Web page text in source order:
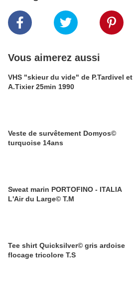
Vous aimerez aussi
VHS "skieur du vide" de P.Tardivel et
A.Tixier 25min 1990
Veste de survêtement Domyos©
turquoise 14ans
Sweat marin PORTOFINO - ITALIA
L'Air du Large© T.M
Tee shirt Quicksilver© gris ardoise
flocage tricolore T.S